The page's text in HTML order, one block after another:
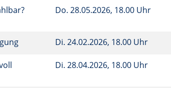
Do. 28.05.2026, 18.00 Uhr
Di. 24.02.2026, 18.00 Uhr
Di. 28.04.2026, 18.00 Uhr